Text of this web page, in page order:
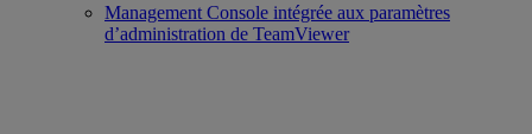
Management Console intégrée aux paramètres
d’administration de TeamViewer